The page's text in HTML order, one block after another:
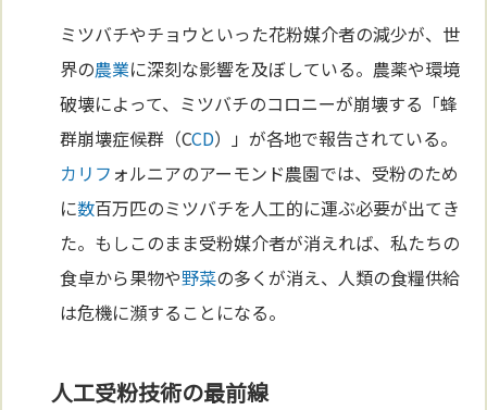
ミツバチやチョウといった花粉媒介者の減少が、世
界の農業に深刻な影響を及ぼしている。農薬や環境
破壊によって、ミツバチのコロニーが崩壊する「蜂
群崩壊症候群（CCD）」が各地で報告されている。
カリフ ォルニアのアーモンド農園では、受粉のため
に数百万匹のミツバチを人工的に運ぶ必要が出てき
た。もしこのまま受粉媒介者が消えれば、私たちの
食卓から果物や野菜の多くが消え、人類の食糧供給
は危機に瀕することになる。
人工受粉技術の最前線